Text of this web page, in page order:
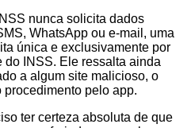
nunca solicita dados
WhatsApp ou e-mail, uma
única e exclusivamente por
do INSS. Ele ressalta ainda
a algum site malicioso, o
procedimento pelo app.
ter certeza absoluta de que